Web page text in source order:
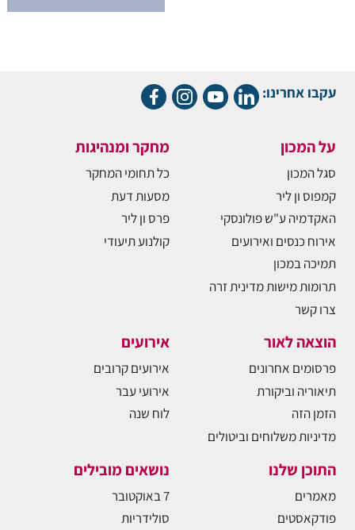
עקבו אחרינו:
על המכון
סגל המכון
קמפוס ון ליר
האקדמיה ע"ש פולונסקי
אירוח כנסים ואירועים
תמיכה במכון
תרומות מישות מדינית זרה
צרו קשר
מחקר ומנהיגות
כל תחומי המחקר
מסעות דעת
פרס ון ליר
קולנוע תיעודי
הוצאה לאור
פרסומים אחרונים
תיאוריה וביקורת
הזמן הזה
מדיניות משלוחים וביטולים
אירועים
אירועים קרובים
אירועי עבר
לוח שנה
התוכן שלנו
מאמרים
פודקאסטים
נושאים מובילים
7 באוקטובר
סולידריות